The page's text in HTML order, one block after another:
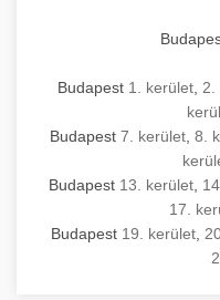
Budapest 1. kerület 2.
Budapest 7. kerület, 8.
Budapest 13. kerület
17.
Budapest 19. kerület